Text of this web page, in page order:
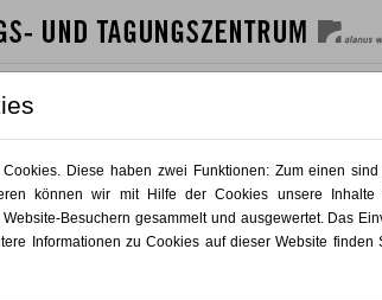
Freier Kunst, Grafik und
Zurück
Zurück
Diese haben zwei Funktionen: Zum einen
können wir mit Hilfe der Cookies unsere
Besuchern gesammelt und ausgewertet. Das
Informationen zu Cookies auf dieser Website finden